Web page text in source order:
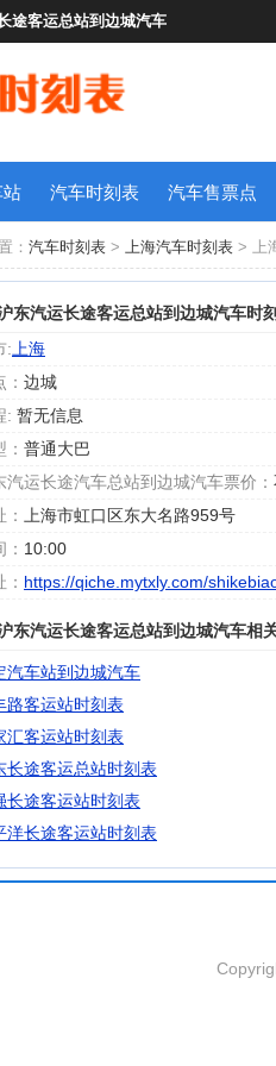
途客运总站到边城汽车
站 汽车时刻表 汽车售票点
： 汽车时刻表 > 上海汽车时刻表 > 上
沪东汽运长途客运总站到边城汽车时
: 上海
边城
: 暂无信息
普通大巴
汽运长途汽车总站到边城汽车票价：
上海市虹口区东大名路959号
10:00
https://qiche.mytxly.com/
沪东汽运长途客运总站到边城汽车相
汽车站到边城汽车
路客运站时刻表
汇客运站时刻表
长途客运总站时刻表
长途客运站时刻表
洋长途客运站时刻表